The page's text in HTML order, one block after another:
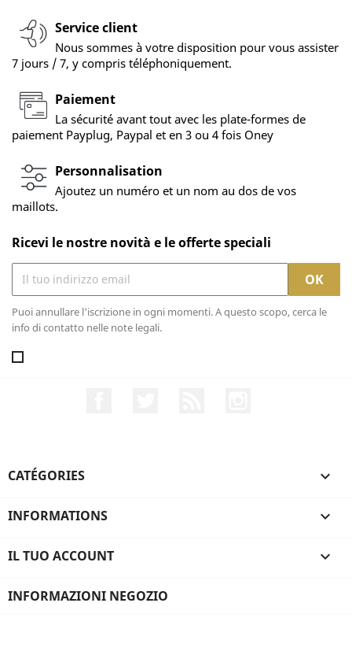
Service client
Nous sommes à votre disposition pour vous assister
7 jours / 7, y compris téléphoniquement.
Paiement
La sécurité avant tout avec les plate-formes de
paiement Payplug, Paypal et en 3 ou 4 fois Oney
Personnalisation
Ajoutez un numéro et un nom au dos de vos
maillots.
Ricevi le nostre novità e le offerte speciali
Puoi annullare l'iscrizione in ogni momenti. A questo scopo, cerca le
info di contatto nelle note legali.
CATÉGORIES 
INFORMATIONS 
IL TUO ACCOUNT 
INFORMAZIONI NEGOZIO